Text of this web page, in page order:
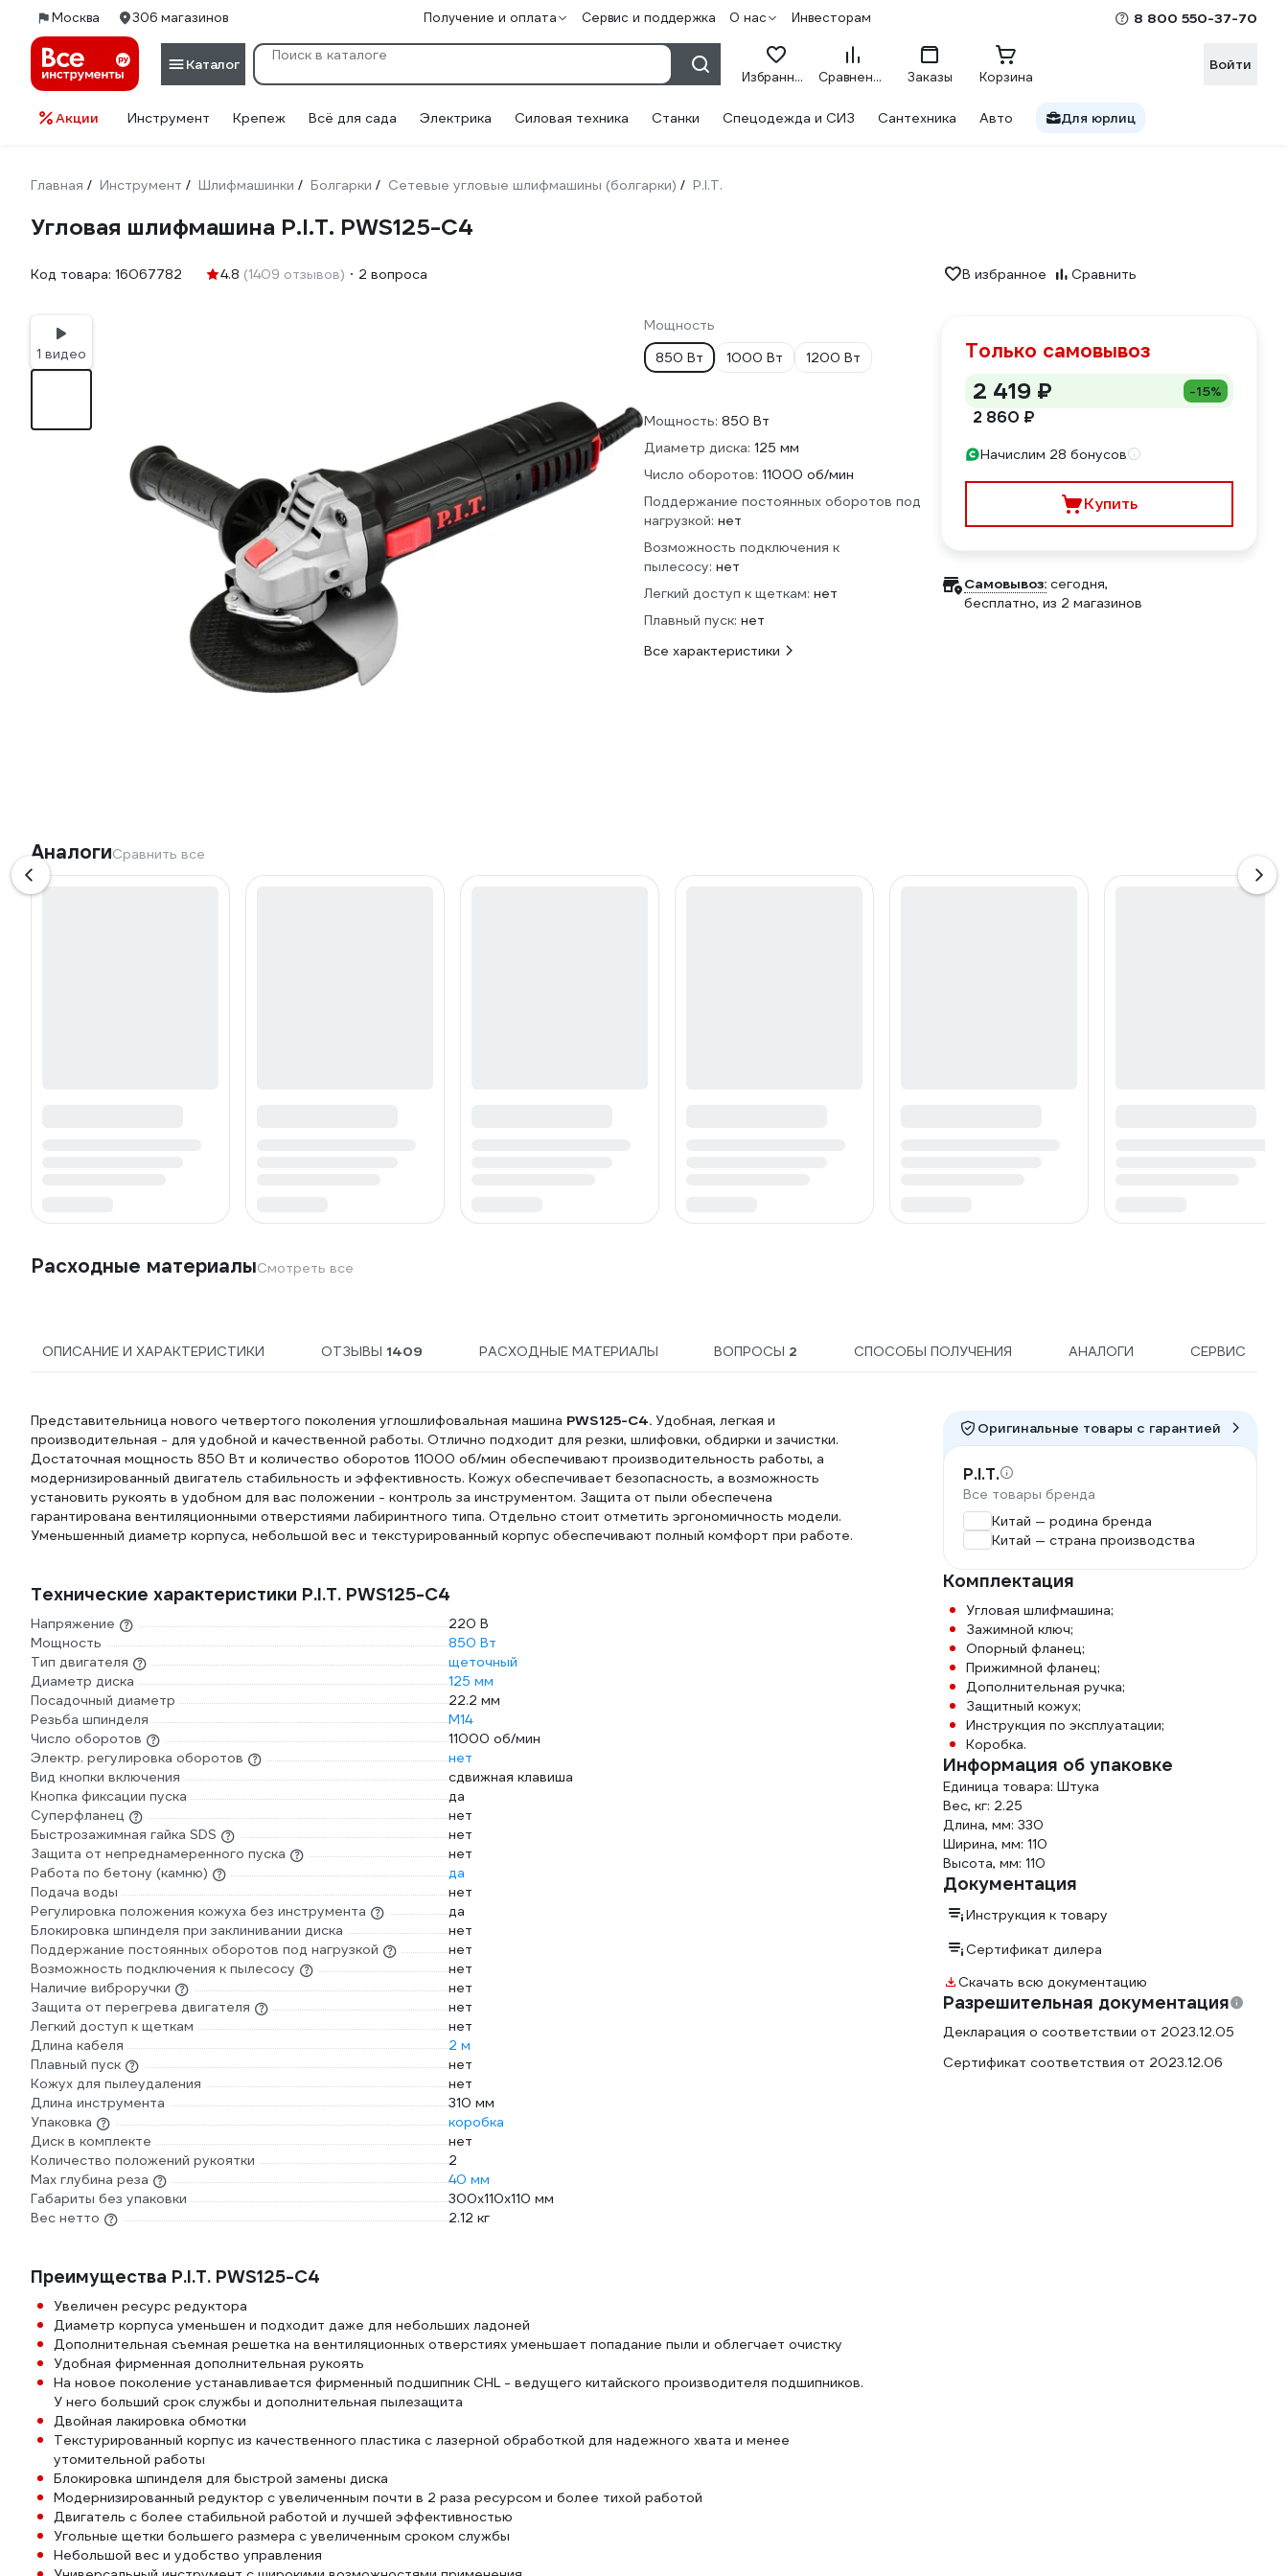
Москва 306 магазинов Получение и оплата Сервис и поддержка О нас Инвесторам 8 800 550-37-70
Каталог
Избранное Сравнение Заказы Корзина
Войти
Акции Инструмент Крепеж Всё для сада Электрика Силовая техника Станки Спецодежда и СИЗ Сантехника Авто Для юрлиц
Главная / Инструмент / Шлифмашинки / Болгарки / Сетевые угловые шлифмашины (болгарки) / P.I.T.
Угловая шлифмашина P.I.T. PWS125-C4
Код товара: 16067782 4.8 (1409 отзывов) 2 вопроса В избранное Сравнить
1 видео
Мощность
850 Вт
1000 Вт 1200 Вт
Мощность: 850 Вт
Диаметр диска: 125 мм
Число оборотов: 11000 об/мин
Поддержание постоянных оборотов под
нагрузкой: нет
Возможность подключения к
пылесосу: нет
Легкий доступ к щеткам: нет
Плавный пуск: нет
Все характеристики
Только самовывоз
2 419 ₽ -15%
2 860 ₽
Начислим 28 бонусов
Купить
Самовывоз: сегодня,
бесплатно, из 2 магазинов
АналогиСравнить все
Расходные материалыСмотреть все
ОПИСАНИЕ И ХАРАКТЕРИСТИКИ ОТЗЫВЫ 1409 РАСХОДНЫЕ МАТЕРИАЛЫ ВОПРОСЫ 2 СПОСОБЫ ПОЛУЧЕНИЯ АНАЛОГИ СЕРВИС
Представительница нового четвертого поколения углошлифовальная машина PWS125-C4. Удобная, легкая и
производительная - для удобной и качественной работы. Отлично подходит для резки, шлифовки, обдирки и зачистки.
Достаточная мощность 850 Вт и количество оборотов 11000 об/мин обеспечивают производительность работы, а
модернизированный двигатель стабильность и эффективность. Кожух обеспечивает безопасность, а возможность
установить рукоять в удобном для вас положении - контроль за инструментом. Защита от пыли обеспечена
гарантирована вентиляционными отверстиями лабиринтного типа. Отдельно стоит отметить эргономичность модели.
Уменьшенный диаметр корпуса, небольшой вес и текстурированный корпус обеспечивают полный комфорт при работе.
Технические характеристики P.I.T. PWS125-C4
Напряжение
220 В
Мощность
850 Вт
Тип двигателя
щеточный
Диаметр диска
125 мм
Посадочный диаметр
22.2 мм
Резьба шпинделя
М14
Число оборотов
11000 об/мин
Электр. регулировка оборотов
нет
Вид кнопки включения
сдвижная клавиша
Кнопка фиксации пуска
да
Суперфланец
нет
Быстрозажимная гайка SDS
нет
Защита от непреднамеренного пуска
нет
Работа по бетону (камню)
да
Подача воды
нет
Регулировка положения кожуха без инструмента
да
Блокировка шпинделя при заклинивании диска
нет
Поддержание постоянных оборотов под нагрузкой
нет
Возможность подключения к пылесосу
нет
Наличие виброручки
нет
Защита от перегрева двигателя
нет
Легкий доступ к щеткам
нет
Длина кабеля
2 м
Плавный пуск
нет
Кожух для пылеудаления
нет
Длина инструмента
310 мм
Упаковка
коробка
Диск в комплекте
нет
Количество положений рукоятки
2
Max глубина реза
40 мм
Габариты без упаковки
300х110х110 мм
Вес нетто
2.12 кг
Преимущества P.I.T. PWS125-C4
Увеличен ресурс редуктора
Диаметр корпуса уменьшен и подходит даже для небольших ладоней
Дополнительная съемная решетка на вентиляционных отверстиях уменьшает попадание пыли и облегчает очистку
Удобная фирменная дополнительная рукоять
На новое поколение устанавливается фирменный подшипник CHL - ведущего китайского производителя подшипников.
У него больший срок службы и дополнительная пылезащита
Двойная лакировка обмотки
Текстурированный корпус из качественного пластика с лазерной обработкой для надежного хвата и менее
утомительной работы
Блокировка шпинделя для быстрой замены диска
Модернизированный редуктор с увеличенным почти в 2 раза ресурсом и более тихой работой
Двигатель с более стабильной работой и лучшей эффективностью
Угольные щетки большего размера с увеличенным сроком службы
Небольшой вес и удобство управления
Оригинальные товары c гарантией
P.I.T.
Все товары бренда
Китай — родина бренда
Китай — страна производства
Комплектация
Угловая шлифмашина;
Зажимной ключ;
Опорный фланец;
Прижимной фланец;
Дополнительная ручка;
Защитный кожух;
Инструкция по эксплуатации;
Коробка.
Информация об упаковке
Единица товара: Штука
Вес, кг: 2.25
Длина, мм: 330
Ширина, мм: 110
Высота, мм: 110
Документация
Инструкция к товару
Сертификат дилера
Скачать всю документацию
Разрешительная документация
Декларация о соответствии от 2023.12.05
Сертификат соответствия от 2023.12.06